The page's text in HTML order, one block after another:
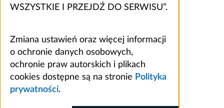
WSZYSTKIE I PRZEJDŹ DO SERWISU”.
Zmiana ustawień oraz więcej informacji
o ochronie danych osobowych,
ochronie praw autorskich i plikach
cookies dostępne są na stronie Polityka
prywatności.